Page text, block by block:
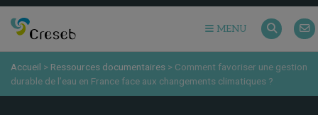
MENU
Accueil > Ressources documentaires > Comment favoriser une gestion
durable de l’eau en France face aux changements climatiques ?